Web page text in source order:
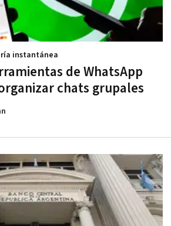
de WhatsApp
chats grupales
instantánea